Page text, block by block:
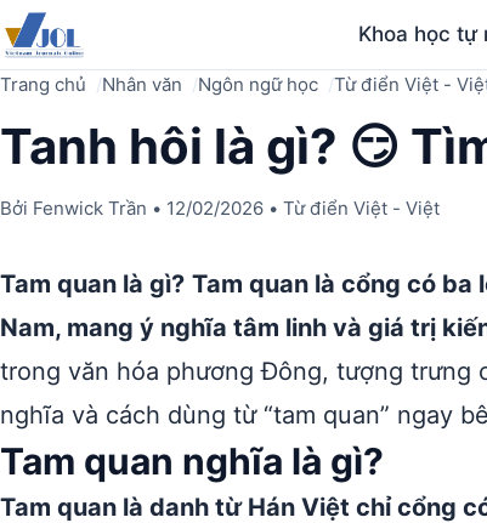
Khoa học tự
Trang chủ Nhân văn Ngôn ngữ học Từ điển Việt -
Tanh hôi là gì? 😏
Bởi Fenwick Trần • 12/02/2026 • Từ điển Việt - Việt
Tam quan là gì? Tam quan là cổng có ba
Nam, mang ý nghĩa tâm linh và giá trị
trong văn hóa phương Đông, tượng trưng
nghĩa và cách dùng từ “tam quan” ngay
Tam quan nghĩa là gì?
Tam quan là danh từ Hán Việt chỉ cổng